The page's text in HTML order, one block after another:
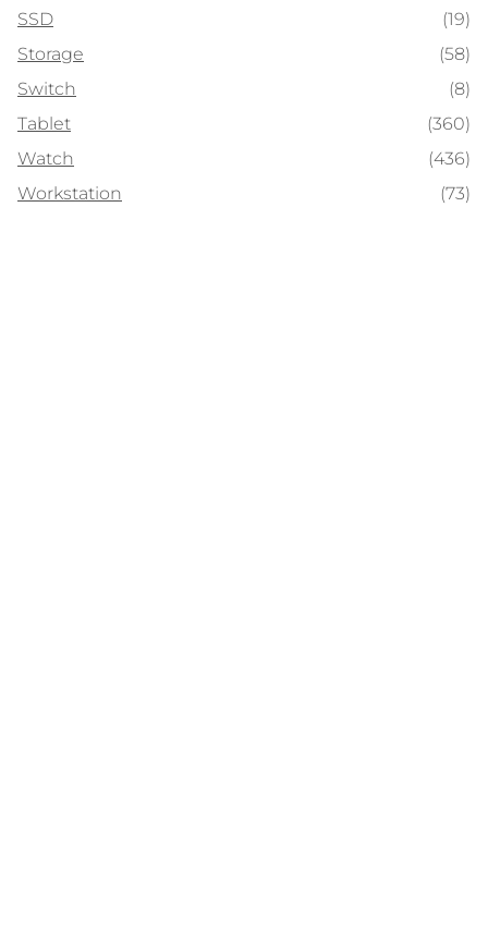
SSD
(19)
Storage
(58)
Switch
(8)
Tablet
(360)
Watch
(436)
Workstation
(73)